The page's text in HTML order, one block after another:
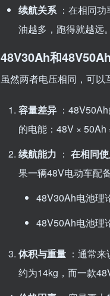
续航关系 ：在相同
油越多，跑得就越远。
48V30Ah和
虽然两者电压相同，可以
容量差异 ：
的电能：48V × 50Ah
续航能力 ： 在相同
果一辆48V电动车配
48V30Ah电池理
48V50Ah电池理
体积与重量 ：通常
约为14kg，而一款